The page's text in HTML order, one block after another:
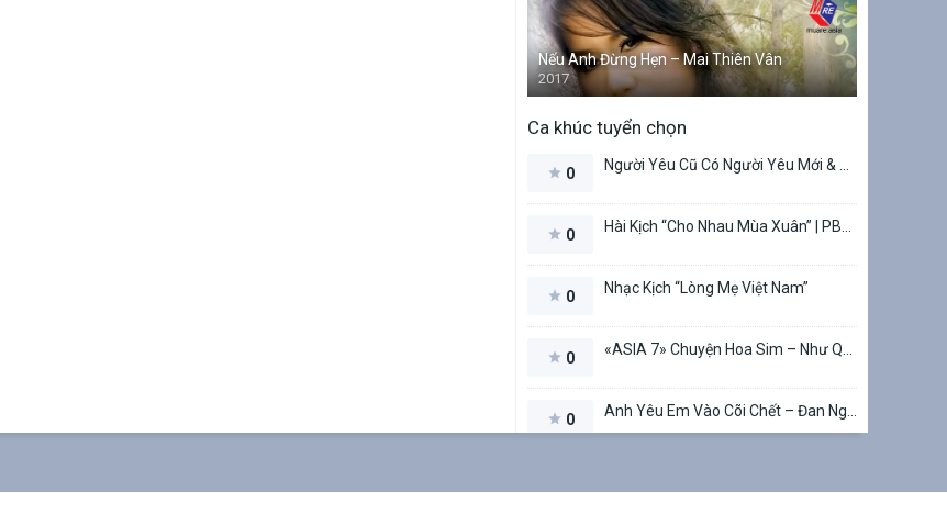
Nếu Anh Đừng Hẹn – Mai Thiên Vân
2017
Ca khúc tuyển chọn
0
0
0 Nhạc Kịch “Lòng Mẹ Việt Nam”
0
0
Recent Posts